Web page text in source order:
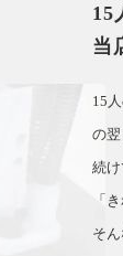
15
当
15
の
続
「
そ